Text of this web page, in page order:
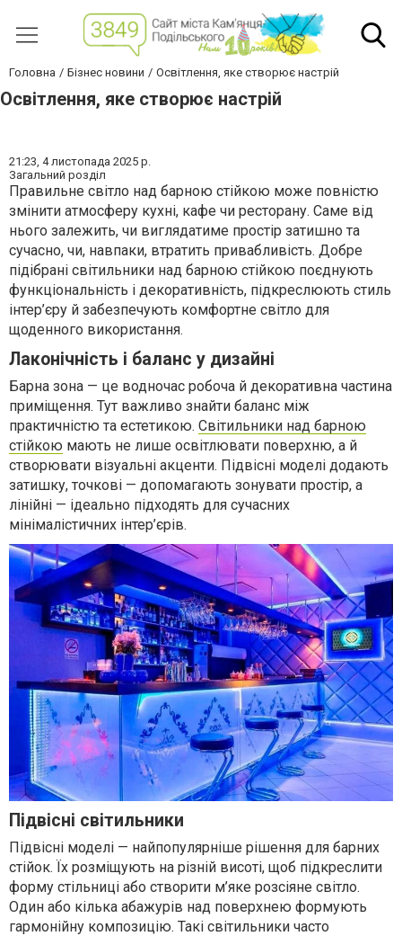
Головна Бізнес новини Освітлення, яке створює настрій
Освітлення, яке створює настрій
21:23, 4 листопада 2025 р.
Загальний розділ
Правильне світло над барною стійкою може повністю
змінити атмосферу кухні, кафе чи ресторану. Саме від
нього залежить, чи виглядатиме простір затишно та
сучасно, чи, навпаки, втратить привабливість. Добре
підібрані світильники над барною стійкою поєднують
функціональність і декоративність, підкреслюють стиль
інтер’єру й забезпечують комфортне світло для
щоденного використання.
Лаконічність і баланс у дизайні
Барна зона — це водночас робоча й декоративна частина
приміщення. Тут важливо знайти баланс між
практичністю та естетикою. Світильники над барною
стійкою мають не лише освітлювати поверхню, а й
створювати візуальні акценти. Підвісні моделі додають
затишку, точкові — допомагають зонувати простір, а
лінійні — ідеально підходять для сучасних
мінімалістичних інтер’єрів.
Підвісні світильники
Підвісні моделі — найпопулярніше рішення для барних
стійок. Їх розміщують на різній висоті, щоб підкреслити
форму стільниці або створити м’яке розсіяне світло.
Один або кілька абажурів над поверхнею формують
гармонійну композицію. Такі світильники часто